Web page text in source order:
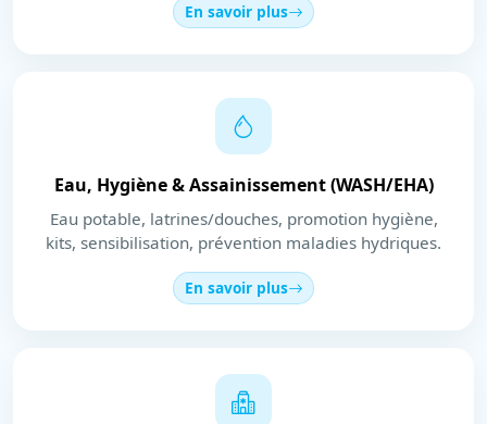
En savoir plus
Eau, Hygiène & Assainissement (WASH/EHA)
Eau potable, latrines/douches, promotion hygiène,
kits, sensibilisation, prévention maladies hydriques.
En savoir plus